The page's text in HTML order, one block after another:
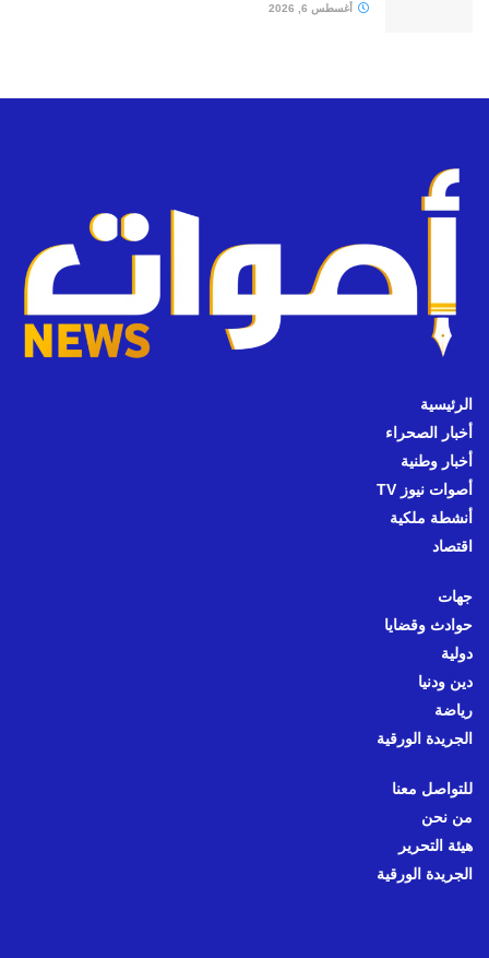
أغسطس 6, 2026
الرئيسية
أخبار الصحراء
أخبار وطنية
أصوات نيوز TV
أنشطة ملكية
اقتصاد
جهات
حوادث وقضايا
دولية
دين ودنيا
رياضة
الجريدة الورقية
للتواصل معنا
من نحن
هيئة التحرير
الجريدة الورقية